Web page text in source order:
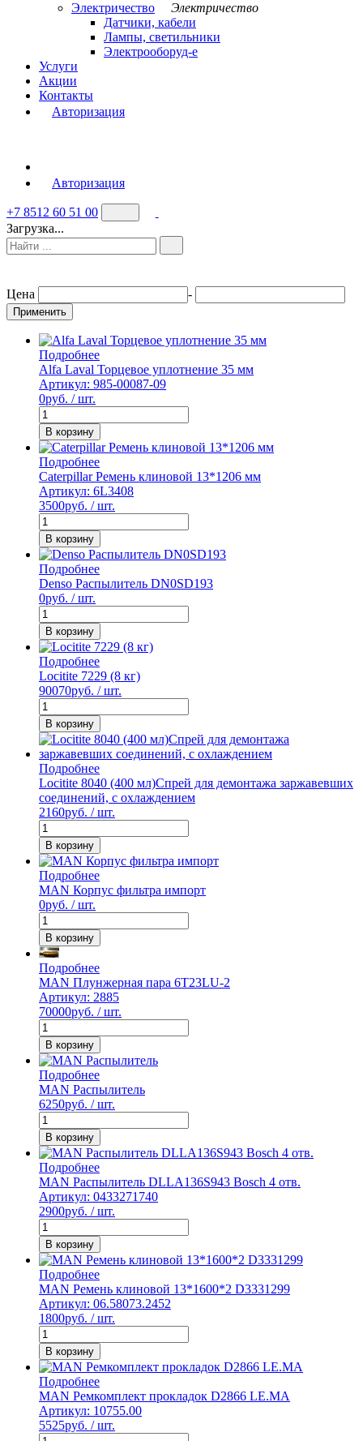
Электричество
Электричество
Датчики, кабели
Лампы, светильники
Электрооборуд-е
Услуги
Акции
Контакты
Авторизация
Авторизация
+7 8512 60 51 00
Загрузка...
Цена -
Применить
Подробнее
Alfa Laval Торцевое уплотнение 35 мм
Артикул: 985-00087-09
0руб. / шт.
В корзину
Подробнее
Caterpillar Ремень клиновой 13*1206 мм
Артикул: 6L3408
3500руб. / шт.
В корзину
Подробнее
Denso Распылитель DN0SD193
0руб. / шт.
В корзину
Подробнее
Locitite 7229 (8 кг)
90070руб. / шт.
В корзину
Подробнее
Locitite 8040 (400 мл)Спрей для демонтажа заржавевших
соединений, с охлаждением
2160руб. / шт.
В корзину
Подробнее
MAN Корпус фильтра импорт
0руб. / шт.
В корзину
Подробнее
MAN Плунжерная пара 6T23LU-2
Артикул: 2885
70000руб. / шт.
В корзину
Подробнее
MAN Распылитель
6250руб. / шт.
В корзину
Подробнее
MAN Распылитель DLLA136S943 Bosch 4 отв.
Артикул: 0433271740
2900руб. / шт.
В корзину
Подробнее
MAN Ремень клиновой 13*1600*2 D3331299
Артикул: 06.58073.2452
1800руб. / шт.
В корзину
Подробнее
MAN Ремкомплект прокладок D2866 LE.MA
Артикул: 10755.00
5525руб. / шт.